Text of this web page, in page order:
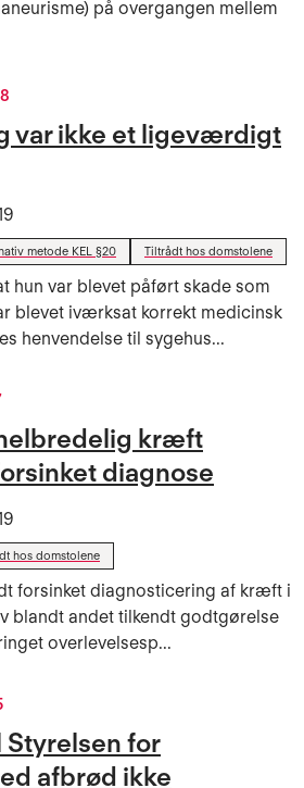
på overgangen mellem
var ikke et ligeværdigt
metode KEL §20 Tiltrådt hos domstolene
hun var blevet påført skade som
blevet iværksat korrekt medicinsk
henvendelse til sygehus...
kræft
diagnose
hos domstolene
forsinket diagnosticering af kræft i
blandt andet tilkendt godtgørelse
overlevelsesp...
for
afbrød ikke